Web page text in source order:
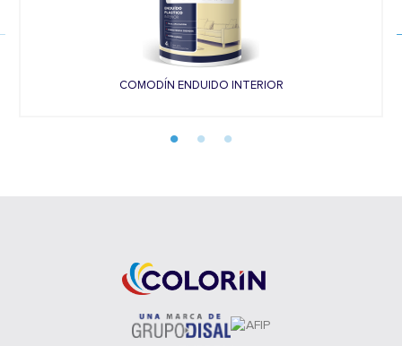
COMODÍN ENDUIDO INTERIOR